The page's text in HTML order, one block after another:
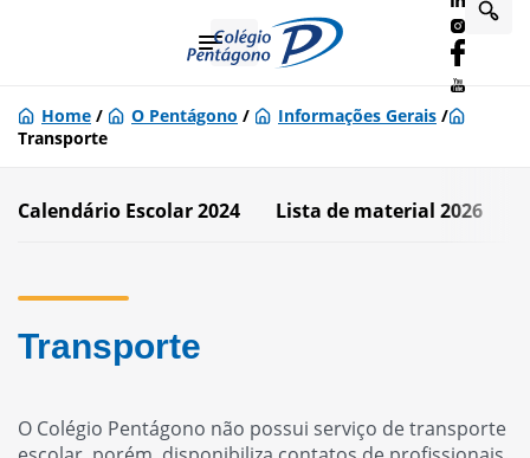
Home / O Pentágono / Informações Gerais /
Transporte
Calendário Escolar 2024 Lista de material 2026
Transporte
O Colégio Pentágono não possui serviço de transporte